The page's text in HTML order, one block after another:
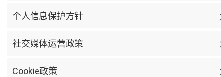
个人信息保护方针
社交媒体运营政策
Cookie政策